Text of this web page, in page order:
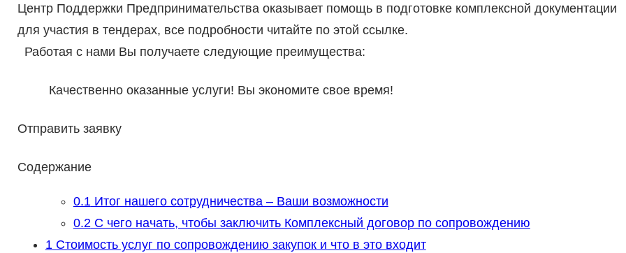
Центр Поддержки Предпринимательства оказывает помощь в подготовке комплексной документации
для участия в тендерах, все подробности читайте по этой ссылке.
Работая с нами Вы получаете следующие преимущества:
Качественно оказанные услуги! Вы экономите свое время!
Отправить заявку
Содержание
0.1Итог нашего сотрудничества – Ваши возможности
0.2С чего начать, чтобы заключить Комплексный договор по сопровождению
1Стоимость услуг по сопровождению закупок и что в это входит